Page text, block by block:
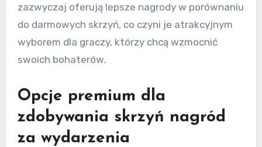
zazwyczaj oferują lepsze nagrody w porównaniu
do darmowych skrzyń, co czyni je atrakcyjnym
wyborem dla graczy, którzy chcą wzmocnić
swoich bohaterów.
Opcje premium dla
zdobywania skrzyń nagród
za wydarzenia